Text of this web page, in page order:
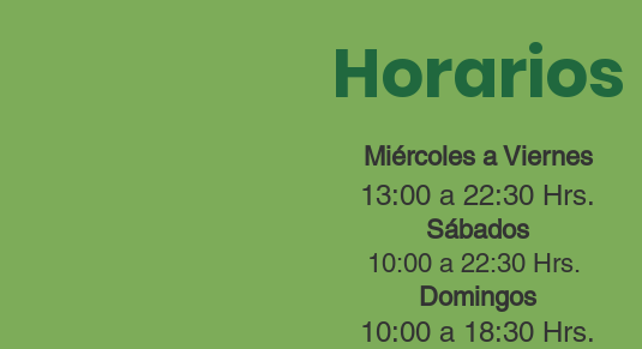
Horarios
Miércoles a Viernes
13:00 a 22:30 Hrs.
Sábados
10:00 a 22:30 Hrs.
Domingos
10:00 a 18:30 Hrs.